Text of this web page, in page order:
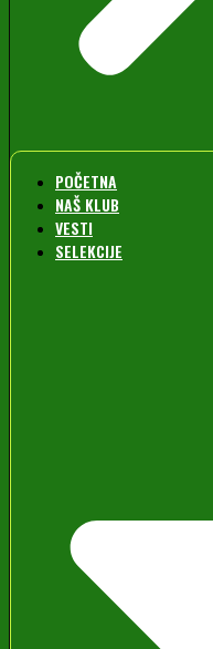
POČETNA
NAŠ KLUB
VESTI
SELEKCIJE